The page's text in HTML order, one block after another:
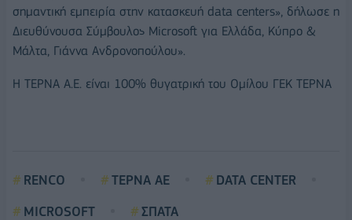
σημαντική εμπειρία στην κατασκευή data centers», δήλωσε η
Διευθύνουσα Σύμβουλος Microsoft για Ελλάδα, Κύπρο &
Μάλτα, Γιάννα Ανδρονοπούλου».
Η ΤΕΡΝΑ Α.Ε. είναι 100% θυγατρική του Ομίλου ΓΕΚ ΤΕΡΝΑ
RENCO ΤΕΡΝΑ ΑΕ
DATA CENTER
MICROSOFT
ΣΠΑΤΑ